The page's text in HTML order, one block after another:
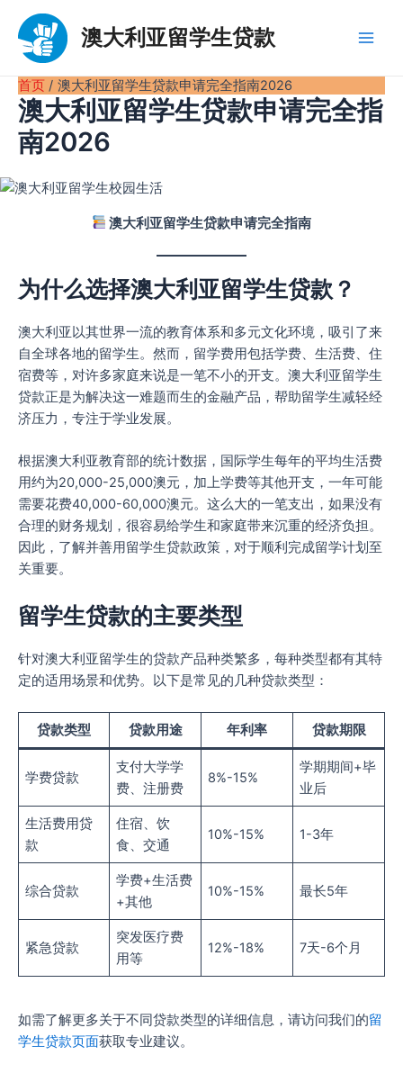
澳大利亚留学生贷款
首页 澳大利亚留学生贷款申请完全指南2026
澳大利亚留学生贷款申请完全指
南2026
澳大利亚留学生贷款申请完全指南
为什么选择澳大利亚留学生贷款？
澳大利亚以其世界一流的教育体系和多元文化环境，吸引了来
自全球各地的留学生。然而，留学费用包括学费、生活费、住
宿费等，对许多家庭来说是一笔不小的开支。澳大利亚留学生
贷款正是为解决这一难题而生的金融产品，帮助留学生减轻经
济压力，专注于学业发展。
根据澳大利亚教育部的统计数据，国际学生每年的平均生活费
用约为20,000-25,000澳元，加上学费等其他开支，一年可能
需要花费40,000-60,000澳元。这么大的一笔支出，如果没有
合理的财务规划，很容易给学生和家庭带来沉重的经济负担。
因此，了解并善用留学生贷款政策，对于顺利完成留学计划至
关重要。
留学生贷款的主要类型
针对澳大利亚留学生的贷款产品种类繁多，每种类型都有其特
定的适用场景和优势。以下是常见的几种贷款类型：
贷款类型 贷款用途 年利率 贷款期限
学费贷款
支付大学学
费、注册费
8%-15%
学期期间+毕
业后
生活费用贷
款
住宿、饮
食、交通
10%-15% 1-3年
综合贷款
学费+生活费
+其他
10%-15% 最长5年
紧急贷款
突发医疗费
用等
12%-18% 7天-6个月
如需了解更多关于不同贷款类型的详细信息，请访问我们的留
学生贷款页面获取专业建议。